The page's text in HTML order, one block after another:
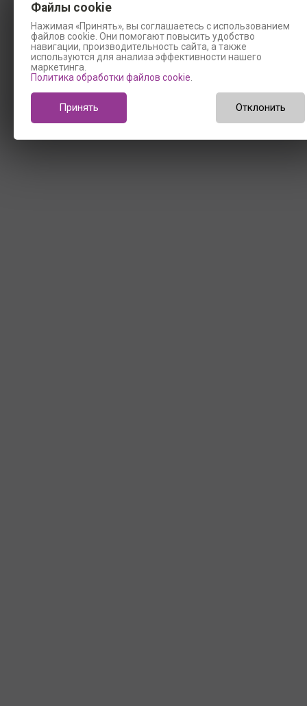
Файлы cookie
Нажимая «Принять», вы соглашаетесь с использованием
файлов cookie. Они помогают повысить удобство
навигации, производительность сайта, а также
используются для анализа эффективности нашего
маркетинга.
Политика обработки файлов cookie.
Принять Отклонить